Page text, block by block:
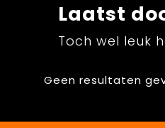
Laatst
Toch wel leuk
Geen resultaten